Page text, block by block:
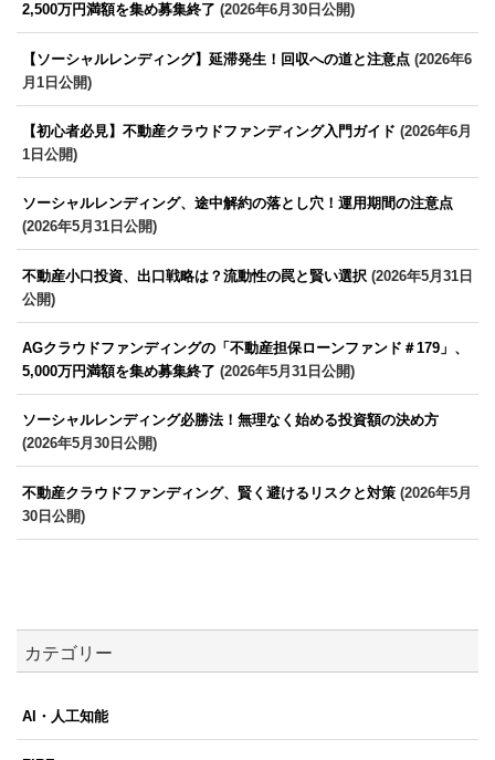
2,500万円満額を集め募集終了 (2026年6月30日公開)
【ソーシャルレンディング】延滞発生！回収への道と注意点 (2026年6
月1日公開)
【初心者必見】不動産クラウドファンディング入門ガイド (2026年6月
1日公開)
ソーシャルレンディング、途中解約の落とし穴！運用期間の注意点
(2026年5月31日公開)
不動産小口投資、出口戦略は？流動性の罠と賢い選択 (2026年5月31日
公開)
AGクラウドファンディングの「不動産担保ローンファンド＃179」、
5,000万円満額を集め募集終了 (2026年5月31日公開)
ソーシャルレンディング必勝法！無理なく始める投資額の決め方
(2026年5月30日公開)
不動産クラウドファンディング、賢く避けるリスクと対策 (2026年5月
30日公開)
カテゴリー
AI・人工知能